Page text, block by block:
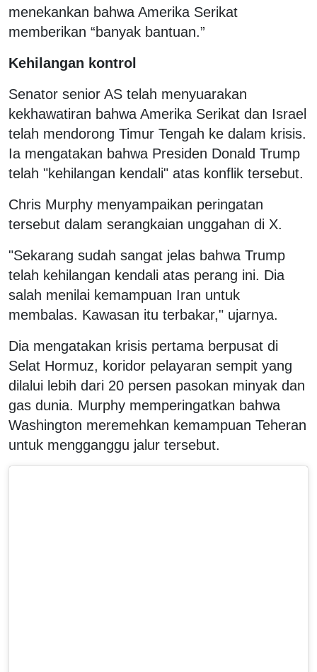
menekankan bahwa Amerika Serikat
memberikan “banyak bantuan.”
Kehilangan kontrol
Senator senior AS telah menyuarakan
kekhawatiran bahwa Amerika Serikat dan Israel
telah mendorong Timur Tengah ke dalam krisis.
Ia mengatakan bahwa Presiden Donald Trump
telah "kehilangan kendali" atas konflik tersebut.
Chris Murphy menyampaikan peringatan
tersebut dalam serangkaian unggahan di X.
"Sekarang sudah sangat jelas bahwa Trump
telah kehilangan kendali atas perang ini. Dia
salah menilai kemampuan Iran untuk
membalas. Kawasan itu terbakar," ujarnya.
Dia mengatakan krisis pertama berpusat di
Selat Hormuz, koridor pelayaran sempit yang
dilalui lebih dari 20 persen pasokan minyak dan
gas dunia. Murphy memperingatkan bahwa
Washington meremehkan kemampuan Teheran
untuk mengganggu jalur tersebut.